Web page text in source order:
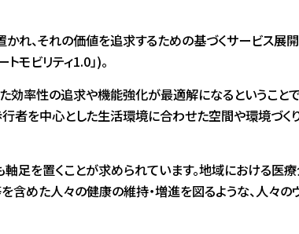
、それの価値を追求するための基づくサービス展開
モビリティ1.0」)。
効率性の追求や機能強化が最適解になるということ
中心とした生活環境に合わせた空間や環境づくり、
足を置くことが求められています。地域における医
含めた人々の健康の維持・増進を図るような、人々